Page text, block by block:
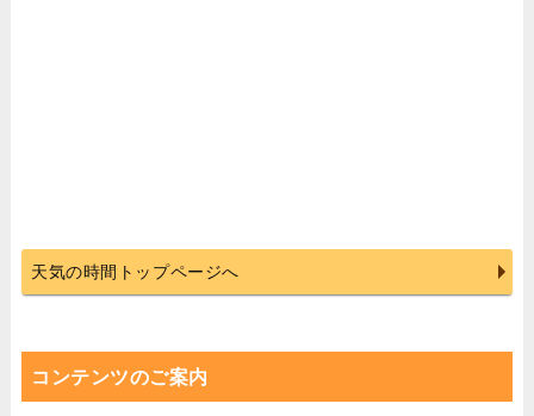
天気の時間トップページへ
コンテンツのご案内